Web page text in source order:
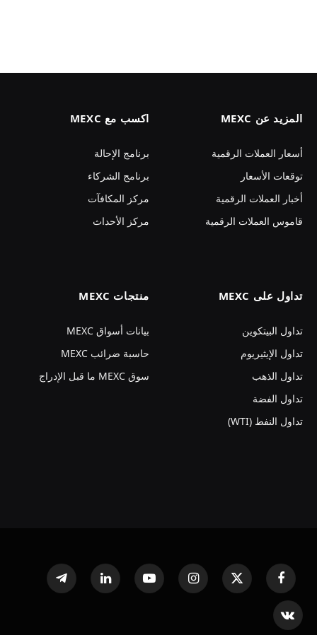
المزيد عن MEXC
أسعار العملات الرقمية
توقعات الأسعار
أخبار العملات الرقمية
قاموس العملات الرقمية
اكسب مع MEXC
برنامج الإحالة
برنامج الشركاء
مركز المكافآت
مركز الأحداث
تداول على MEXC
تداول البيتكوين
تداول الإيثيريوم
تداول الذهب
تداول الفضة
تداول النفط (WTI)
منتجات MEXC
بيانات أسواق MEXC
حاسبة ضرائب MEXC
سوق MEXC ما قبل الإدراج
فيسبوك
X
(Twitter)
الانستغرام يوتيوب لينكدإن تيلقرام
VKontakte